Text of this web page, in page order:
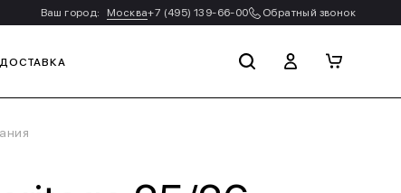
Ваш город: Москва+7 (495) 139-66-00 Обратный звонок